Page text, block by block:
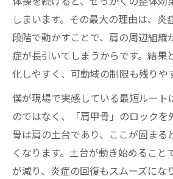
しまいます。その最大の理由は、炎
段階で動かすことで、肩の周辺組織
症が長引いてしまうからです。結果
化しやすく、可動域の制限も残りや
僕が現場で実感している最短ルート
のではなく、「肩甲骨」のロックを
骨は肩の土台であり、ここが固まる
くなります。土台が動き始めること
が減り、炎症の回復もスムーズにな